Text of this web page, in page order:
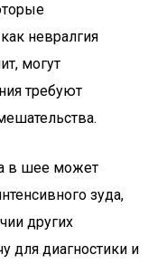
невралгия
могут
требуют
в шее может
зуда,
других
для диагностики и